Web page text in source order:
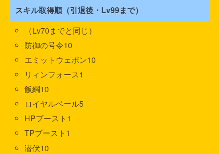
スキル取得順（引退後・Lv99まで）
（Lv70までと同じ）
防御の号令10
エミットウェポン10
リィンフォース1
飯綱10
ロイヤルベール5
HPブースト1
TPブースト1
潜伏10